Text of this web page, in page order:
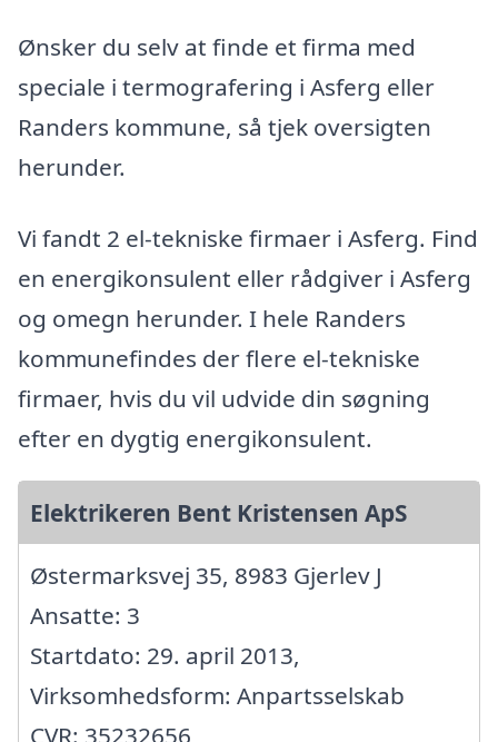
Ønsker du selv at finde et firma med
speciale i termografering i Asferg eller
Randers kommune, så tjek oversigten
herunder.
Vi fandt 2 el-tekniske firmaer i Asferg. Find
en energikonsulent eller rådgiver i Asferg
og omegn herunder. I hele Randers
kommunefindes der flere el-tekniske
firmaer, hvis du vil udvide din søgning
efter en dygtig energikonsulent.
Elektrikeren Bent Kristensen ApS
Østermarksvej 35, 8983 Gjerlev J
Ansatte: 3
Startdato: 29. april 2013,
Virksomhedsform: Anpartsselskab
CVR: 35232656